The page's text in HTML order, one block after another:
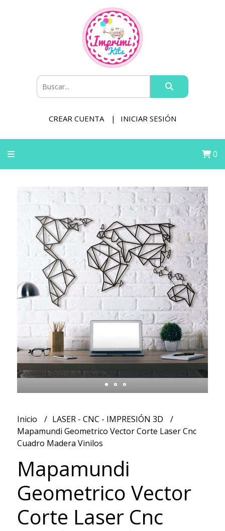
CREAR CUENTA INICIAR SESIÓN
0
Inicio
LASER - CNC - IMPRESIÓN 3D
Mapamundi Geometrico Vector Corte Laser Cnc
Cuadro Madera Vinilos
Mapamundi
Geometrico Vector
Corte Laser Cnc